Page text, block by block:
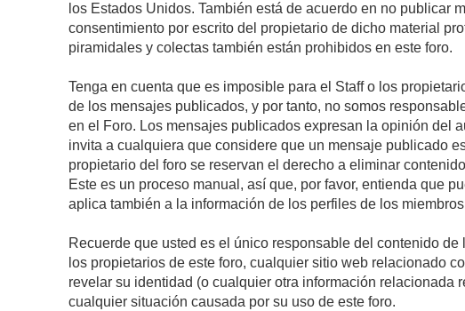
los Estados Unidos. También está de acuerdo en no publicar
consentimiento por escrito del propietario de dicho material
piramidales y colectas también están prohibidos en este foro.
Tenga en cuenta que es imposible para el Staff o los
de los mensajes publicados, y por tanto, no somos
en el Foro. Los mensajes publicados expresan la opinión del
invita a cualquiera que considere que un mensaje publicado
propietario del foro se reservan el derecho a eliminar
Este es un proceso manual, así que, por favor, entienda que
aplica también a la información de los perfiles de los
Recuerde que usted es el único responsable del contenido
los propietarios de este foro, cualquier sitio web relacionado
revelar su identidad (o cualquier otra información
cualquier situación causada por su uso de este foro.